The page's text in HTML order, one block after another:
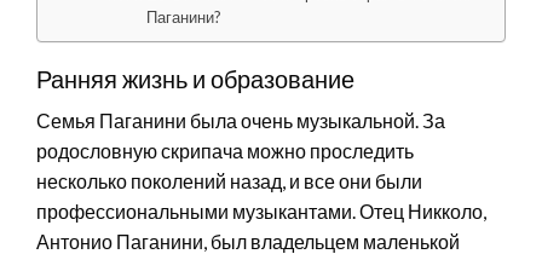
Паганини?
Ранняя жизнь и образование
Семья Паганини была очень музыкальной. За
родословную скрипача можно проследить
несколько поколений назад, и все они были
профессиональными музыкантами. Отец Никколо,
Антонио Паганини, был владельцем маленькой